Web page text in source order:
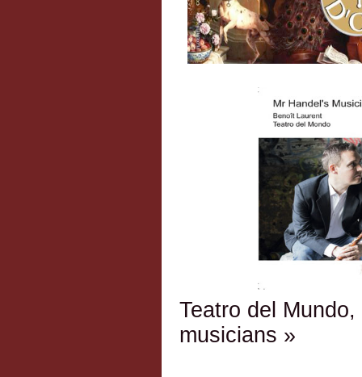
Teatro del Mundo,
musicians »